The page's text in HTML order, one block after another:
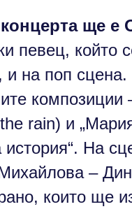
ще е
певец, който
на поп
rain) и
история“. На
–
които ще